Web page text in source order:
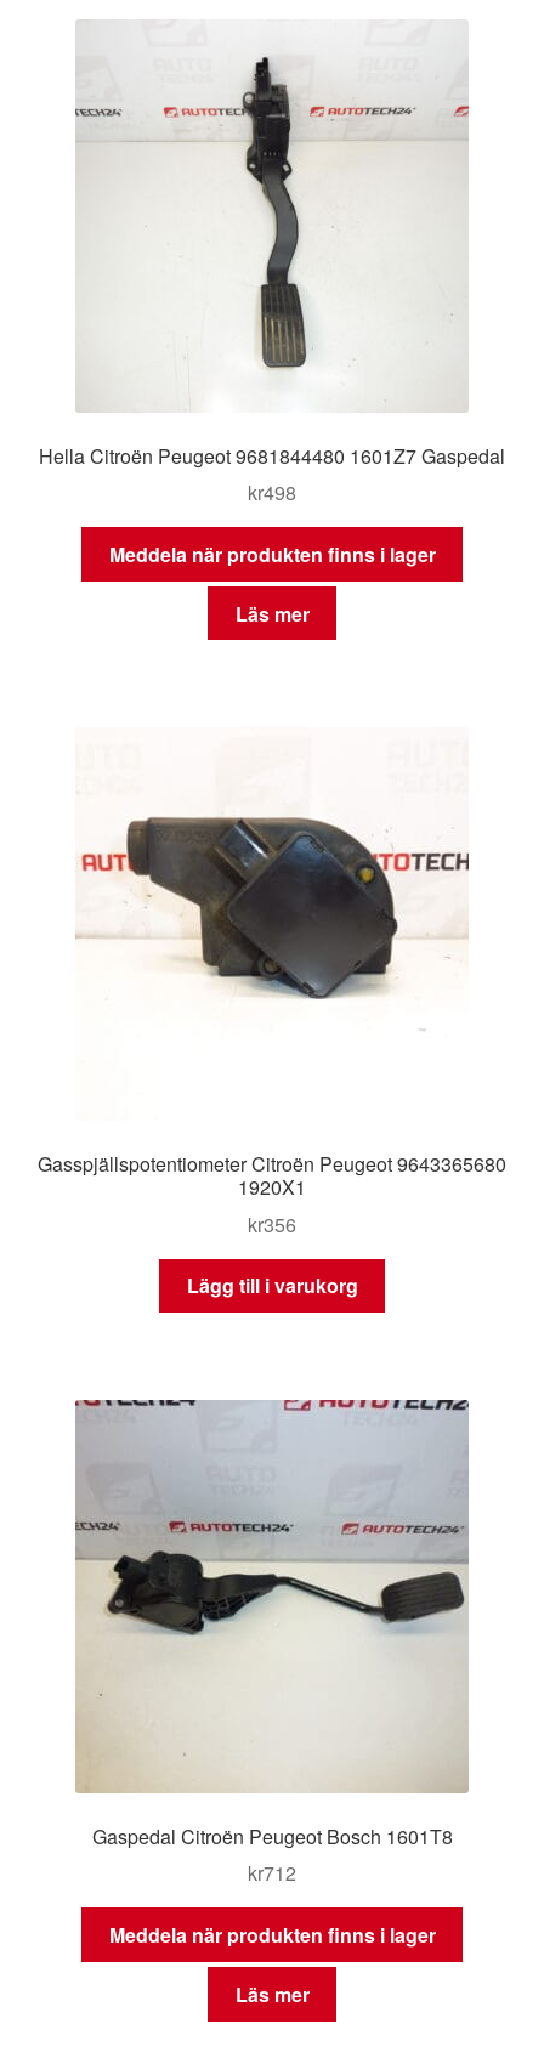
Hella Citroën Peugeot 9681844480 1601Z7 Gaspedal
kr498
Meddela när produkten finns i lager
Läs mer
Gasspjällspotentiometer Citroën Peugeot 9643365680
1920X1
kr356
Lägg till i varukorg
Gaspedal Citroën Peugeot Bosch 1601T8
kr712
Meddela när produkten finns i lager
Läs mer